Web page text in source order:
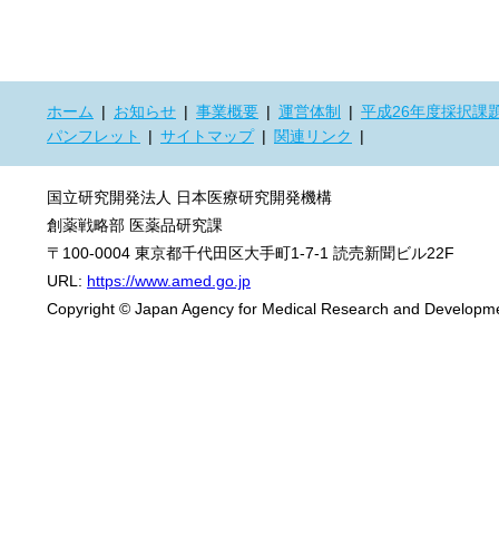
ホーム お知らせ 事業概要 運営体制
平成26年度採択課
パンフレット
サイトマップ 関連リンク
国立研究開発法人 日本医療研究開発機構
創薬戦略部 医薬品研究課
〒100-0004 東京都千代田区大手町1-7-1 読売新聞ビル22F
URL: https://www.amed.go.jp
Copyright © Japan Agency for Medical Research and